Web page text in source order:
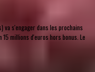
va s'engager dans les prochains
millions d'euros hors bonus. Le